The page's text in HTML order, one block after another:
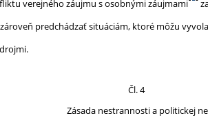
verejného záujmu s osobnými záujmami
predchádzať situáciám, ktoré môžu
Čl. 4
Zásada nestrannosti a politickej